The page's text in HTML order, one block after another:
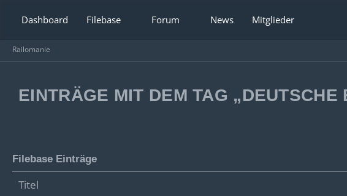
Dashboard Filebase Forum News Mitglieder
Railomanie
EINTRÄGE MIT DEM TAG „DEUTSCHE
Filebase Einträge
Titel